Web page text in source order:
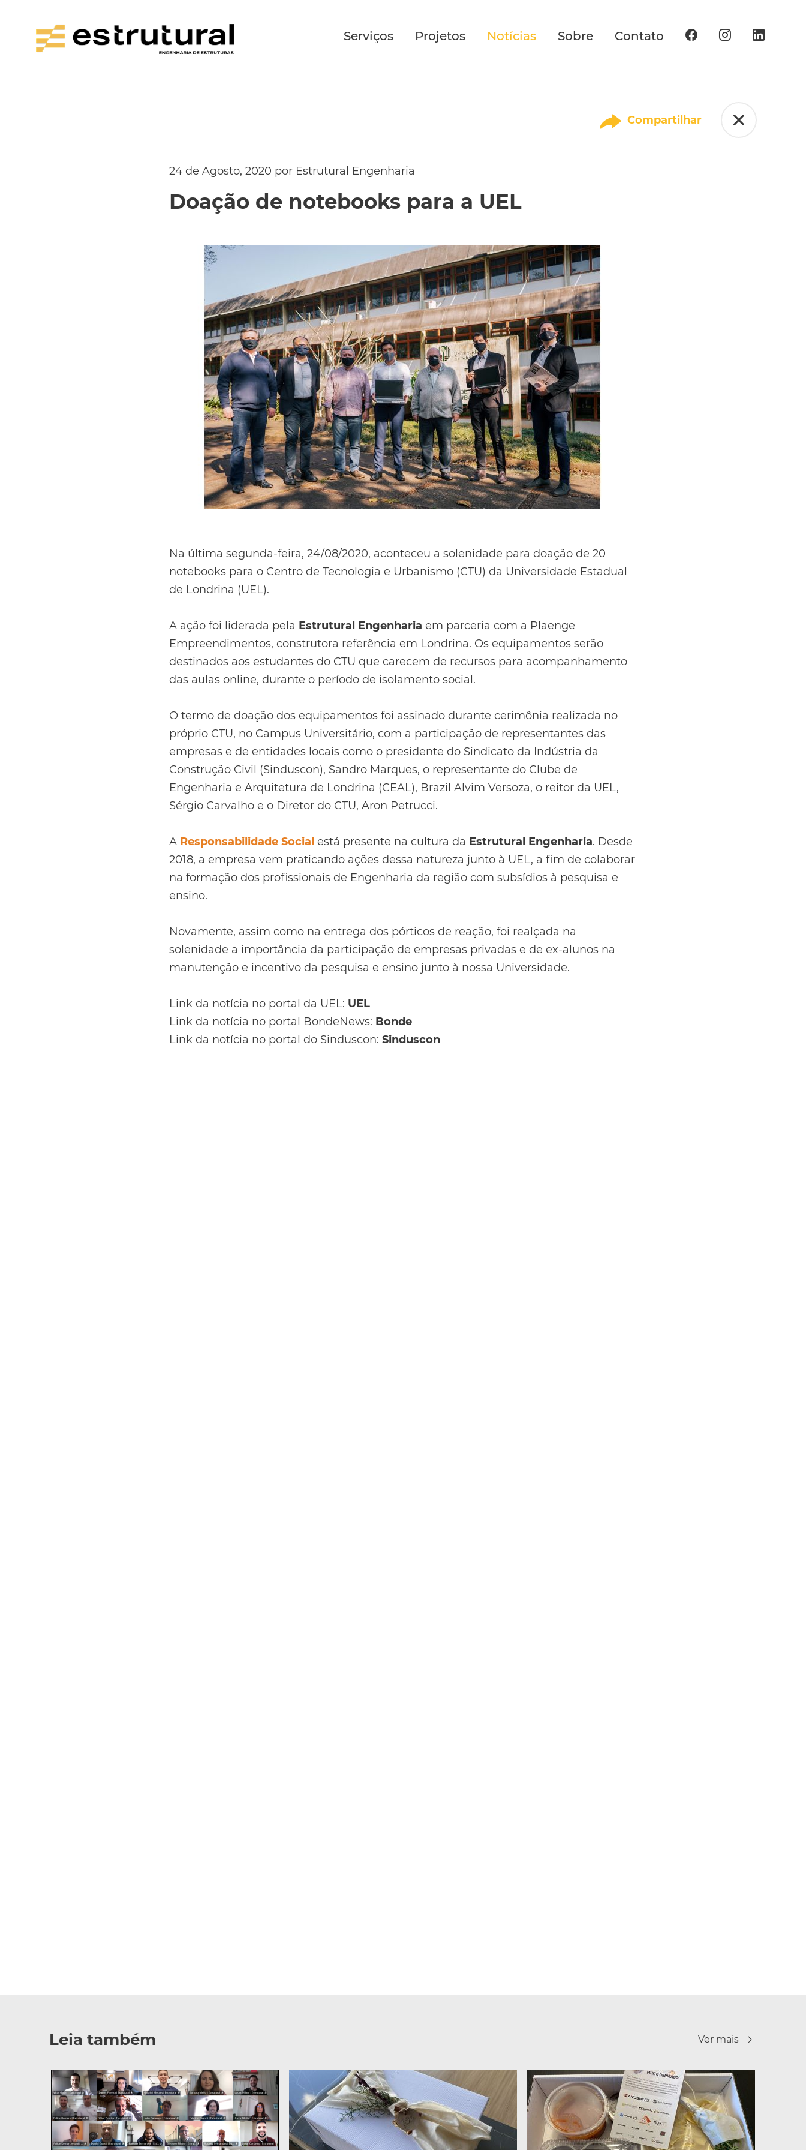
Serviços Projetos Notícias Sobre Contato
Compartilhar
24 de Agosto, 2020 por Estrutural Engenharia
Doação de notebooks para a UEL
Na última segunda-feira, 24/08/2020, aconteceu a solenidade para doação de 20
notebooks para o Centro de Tecnologia e Urbanismo (CTU) da Universidade Estadual
de Londrina (UEL).
A ação foi liderada pela Estrutural Engenharia em parceria com a Plaenge
Empreendimentos, construtora referência em Londrina. Os equipamentos serão
destinados aos estudantes do CTU que carecem de recursos para acompanhamento
das aulas online, durante o período de isolamento social.
O termo de doação dos equipamentos foi assinado durante cerimônia realizada no
próprio CTU, no Campus Universitário, com a participação de representantes das
empresas e de entidades locais como o presidente do Sindicato da Indústria da
Construção Civil (Sinduscon), Sandro Marques, o representante do Clube de
Engenharia e Arquitetura de Londrina (CEAL), Brazil Alvim Versoza, o reitor da UEL,
Sérgio Carvalho e o Diretor do CTU, Aron Petrucci.
A Responsabilidade Social está presente na cultura da Estrutural Engenharia. Desde
2018, a empresa vem praticando ações dessa natureza junto à UEL, a fim de colaborar
na formação dos profissionais de Engenharia da região com subsídios à pesquisa e
ensino.
Novamente, assim como na entrega dos pórticos de reação, foi realçada na
solenidade a importância da participação de empresas privadas e de ex-alunos na
manutenção e incentivo da pesquisa e ensino junto à nossa Universidade.
Link da notícia no portal da UEL: UEL
Link da notícia no portal BondeNews: Bonde
Link da notícia no portal do Sinduscon: Sinduscon
Leia também Ver mais